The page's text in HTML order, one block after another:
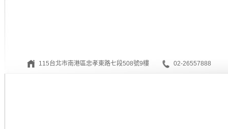
115台北市南港區忠孝東路七段508號9樓 02-26557888